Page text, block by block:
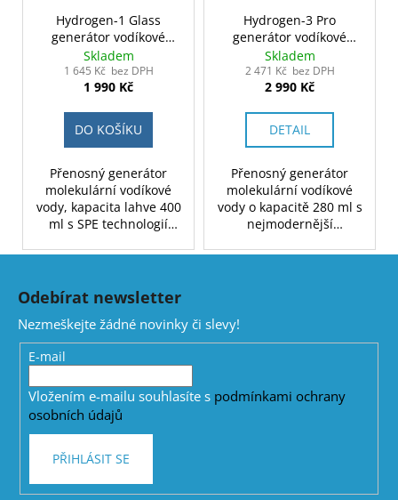
Hydrogen-1 Glass
generátor vodíkové
vody 400ml, skleněná
lahev
Skladem
1 645 Kč bez DPH
1 990 Kč
DO KOŠÍKU
Přenosný generátor
molekulární vodíkové
vody, kapacita lahve 400
ml s SPE technologií
membránou, 3000 mAh
designem. Možnost
inhalace plynného
vodíku. Baleno v dárkové
krabici. Barva bílá. Verze
z borosilikátového skla.
Hydrogen-3 Pro
generátor vodíkové
vody 280ml
Skladem
2 471 Kč bez DPH
2 990 Kč
DETAIL
Přenosný generátor
molekulární vodíkové
vody o kapacitě 280 ml s
nejmodernější
membránou PEM, 2200
barvách. Baleno v
dárkové krabici.
Z
Odebírat newsletter
Nezmeškejte žádné novinky či slevy!
E-mail
Vložením e-mailu souhlasíte s podmínkami ochrany
osobních údajů
PŘIHLÁSIT SE